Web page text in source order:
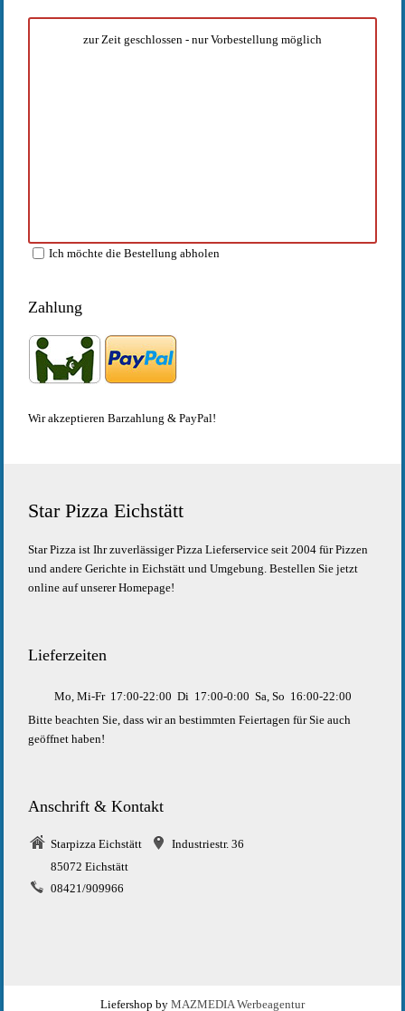
zur Zeit geschlossen - nur Vorbestellung möglich
Ich möchte die Bestellung abholen
Zahlung
Wir akzeptieren Barzahlung & PayPal!
Star Pizza Eichstätt
Star Pizza ist Ihr zuverlässiger Pizza Lieferservice seit 2004 für Pizzen
und andere Gerichte in Eichstätt und Umgebung. Bestellen Sie jetzt
online auf unserer Homepage!
Lieferzeiten
Mo, Mi-Fr 17:00-22:00 Di 17:00-0:00 Sa, So 16:00-22:00
Bitte beachten Sie, dass wir an bestimmten Feiertagen für Sie auch
geöffnet haben!
Anschrift & Kontakt
Starpizza Eichstätt
Industriestr. 36
85072 Eichstätt
08421/909966
Liefershop by MAZMEDIA Werbeagentur